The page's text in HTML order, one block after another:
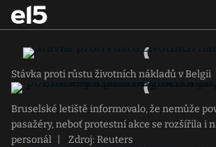
Stávka proti růstu životních nákladů v Belgii
Bruselské letiště informovalo, že nemůže
pasažéry, neboť protestní akce se rozšířila i
personál
Zdroj: Reuters